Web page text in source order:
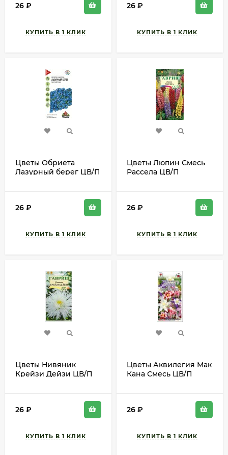
26 ₽
26 ₽
Цветы Обриета
Лазурный берег ЦВ/П
26 ₽
Цветы Люпин Смесь
Рассела ЦВ/П
26 ₽
Цветы Нивяник
Крейзи Дейзи ЦВ/П
26 ₽
Цветы Аквилегия Мак
Кана Смесь ЦВ/П
26 ₽